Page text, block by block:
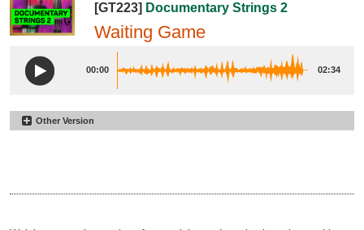
[GT223] Documentary Strings 2
Waiting Game
00:00 02:34
Other Version